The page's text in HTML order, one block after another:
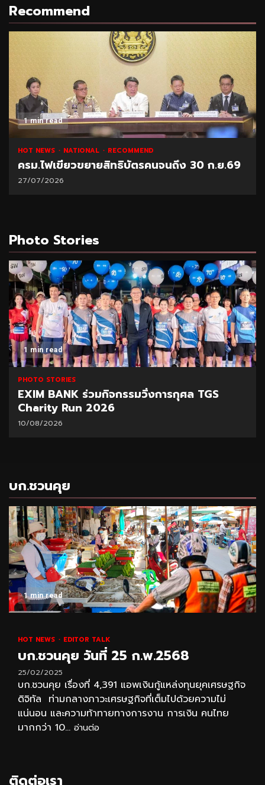
Recommend
1 min read
HOT NEWS NATIONAL RECOMMEND
ครม.ไฟเขียวขยายสิทธิบัตรคนจนถึง 30 ก.ย.69
27/07/2026
Photo Stories
1 min read
PHOTO STORIES
EXIM BANK ร่วมกิจกรรมวิ่งการกุศล TGS
Charity Run 2026
10/08/2026
บก.ชวนคุย
1 min read
HOT NEWS EDITOR TALK
บก.ชวนคุย วันที่ 25 ก.พ.2568
25/02/2025
บก.ชวนคุย เรื่องที่ 4,391 แอพเงินกู้แหล่งทุนยุคเศรษฐกิจ
ดิจิทัล ท่ามกลางภาวะเศรษฐกิจที่เต็มไปด้วยความไม่
แน่นอน และความท้าทายทางการงาน การเงิน คนไทย
มากกว่า 10... อ่านต่อ
ติดต่อเรา